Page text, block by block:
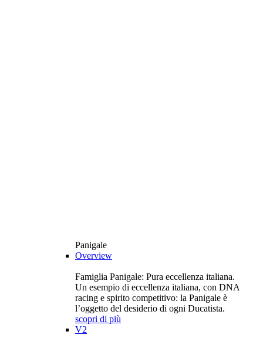
Panigale
Overview
Famiglia Panigale: Pura eccellenza italiana.
Un esempio di eccellenza italiana, con DNA
racing e spirito competitivo: la Panigale è
l’oggetto del desiderio di ogni Ducatista.
scopri di più
V2